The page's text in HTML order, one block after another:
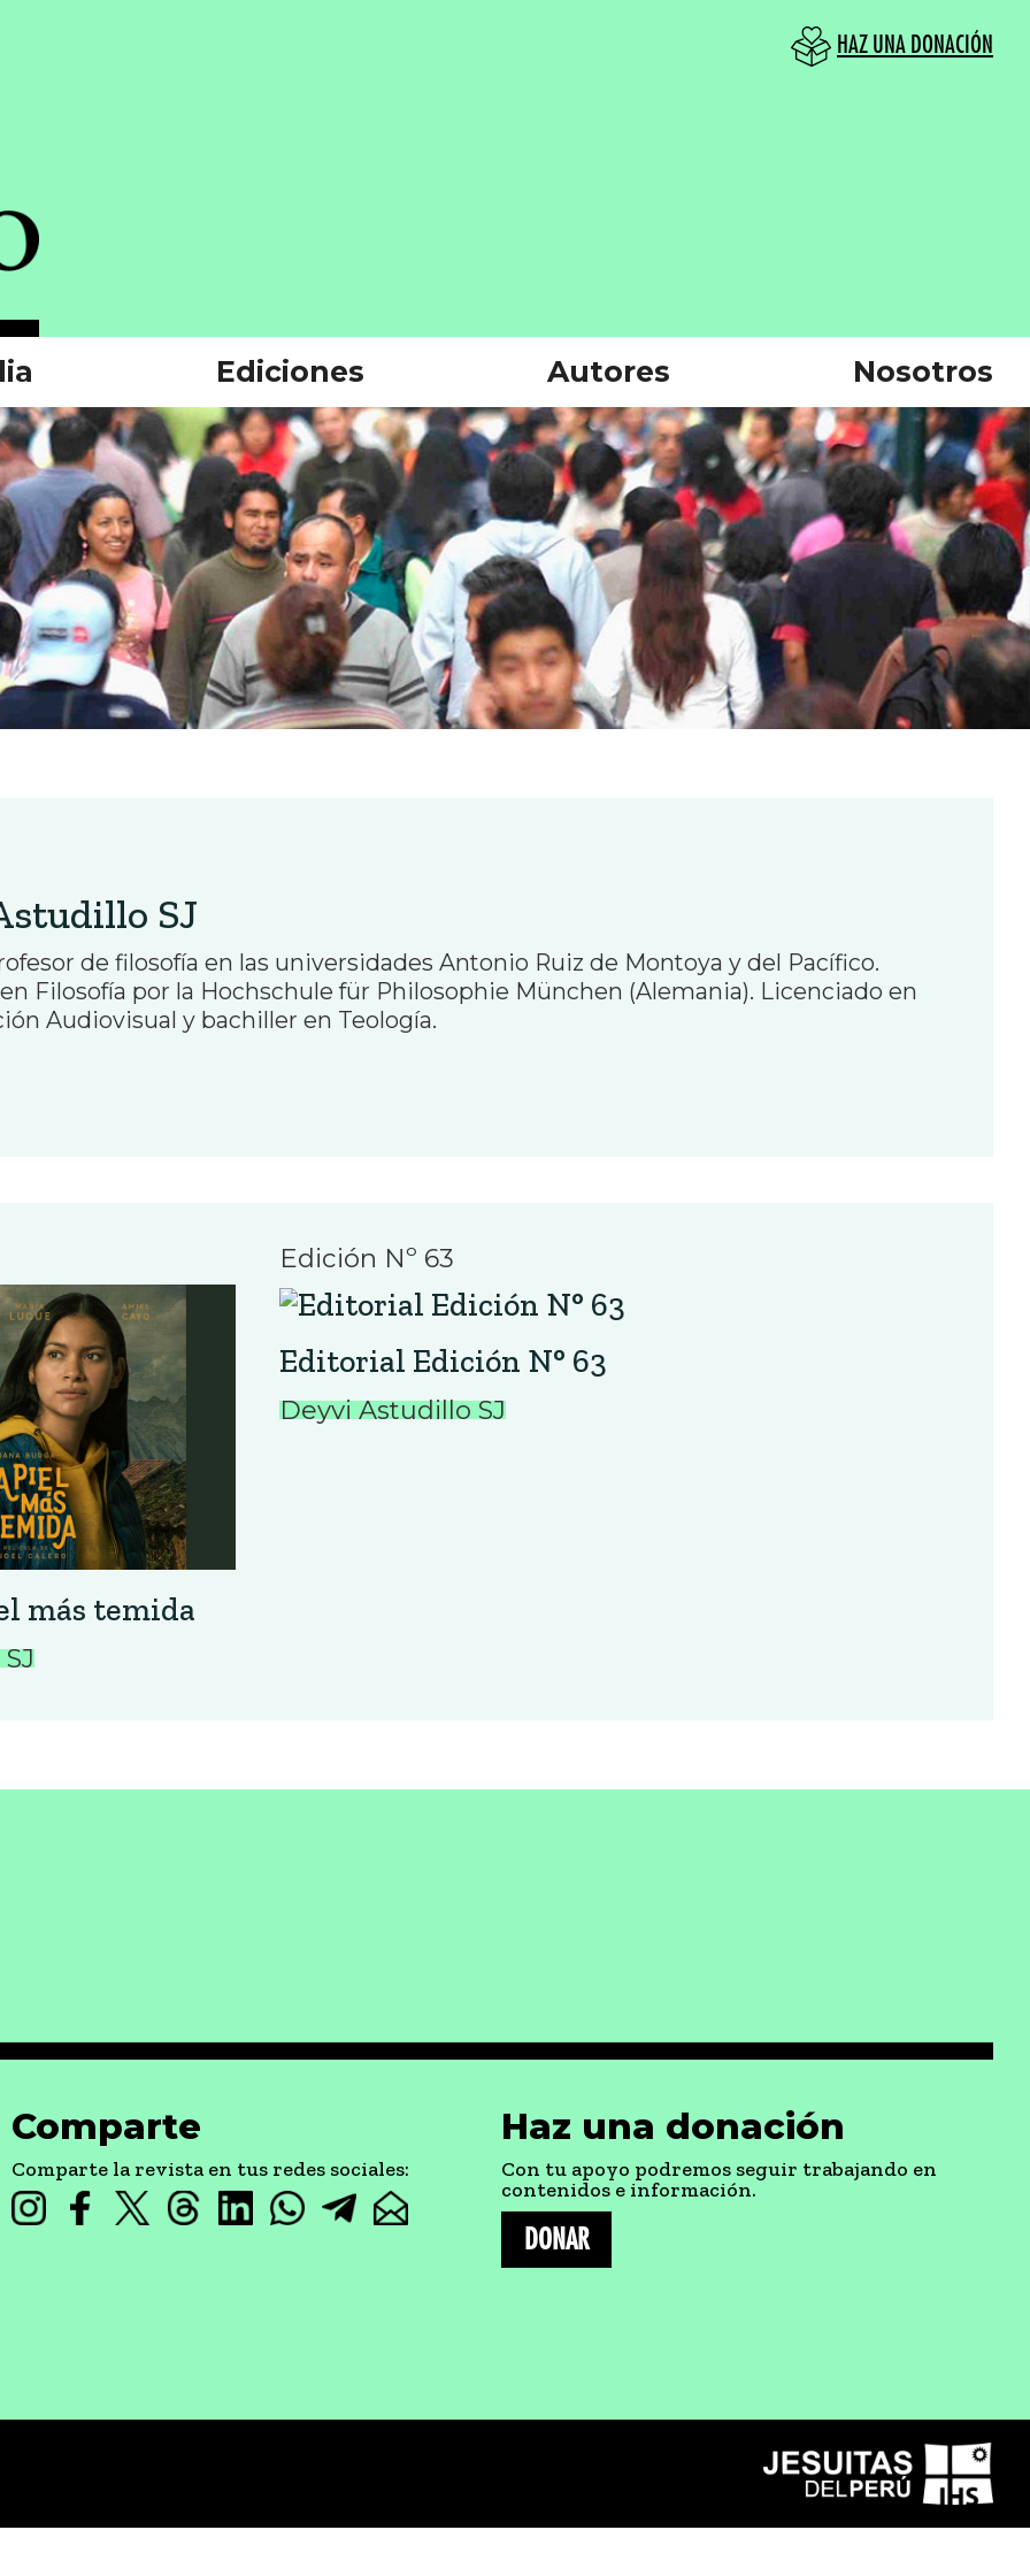
HAZ UNA DONACIÓN
Ediciones Autores Nosotros
SJ
de filosofía en las universidades Antonio Ruiz de Montoya y del Pacífico.
Filosofía por la Hochschule für Philosophie München (Alemania). Licenciado en
Audiovisual y bachiller en Teología.
más temida
Edición Nº 63
Editorial Edición N° 63
Deyvi Astudillo SJ
Comparte
Comparte la revista en tus redes sociales:
Haz una donación
Con tu apoyo podremos seguir trabajando en
contenidos e información.
DONAR